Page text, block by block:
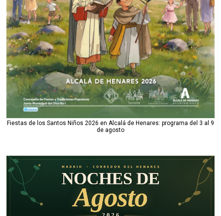
Fiestas de los Santos Niños 2026 en Alcalá de Henares: programa del 3 al 9
de agosto